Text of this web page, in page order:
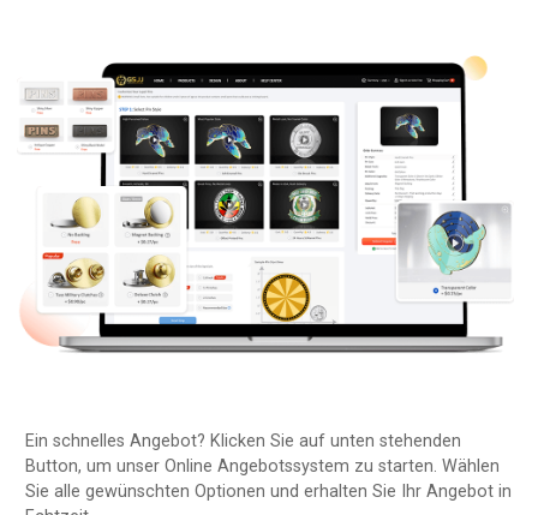
Ein schnelles Angebot? Klicken Sie auf unten stehenden
Button, um unser Online Angebotssystem zu starten. Wählen
Sie alle gewünschten Optionen und erhalten Sie Ihr Angebot in